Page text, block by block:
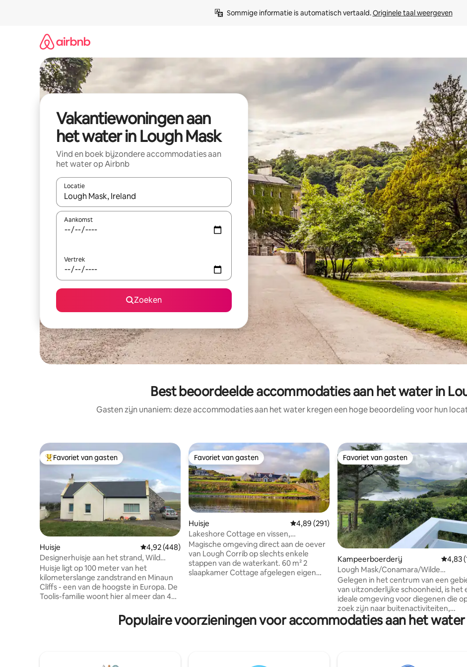
Sommige informatie is automatisch vertaald. Originele taal weergeven
Vakantiewoningen aan
het water in Lough Mask
Vind en boek bijzondere accommodaties aan
het water op Airbnb
Locatie
Wanneer er suggesties beschikbaar zijn, maak je een keuze met je de pijltjestoetsen omhoog en omlaag, óf door te tikken of
Aankomst
Vertrek
Zoeken
Best beoordeelde accommodaties aan het water in
Gasten zijn unaniem: deze accommodaties aan het water kregen een hoge beoordeling voor hun
Topfavoriet van gasten
Favoriet van gasten
Huisje Gemiddelde beoordeling van 4,92 uit 5, 448 recensies
4,92 (448)
Designerhuisje aan het strand, Wild
Atlantic Way
Huisje ligt op 100 meter van het
kilometerslange zandstrand en Minaun
Cliffs - een van de hoogste in Europa. De
Toolis-familie woont hier al meer dan 400
staat nog steeds in het veld ernaast. Het
dorp Keel ligt op 5 minuten rijden met
leeftijden. Fantastische wandelingen
Favoriet van gasten
Favoriet van gasten
Huisje Gemiddelde beoordeling van 4,89 uit 5, 291
4,89 (291)
Lakeshore Cottage en vissen,
Connemara, Galway0
Magische omgeving direct aan de oever
van Lough Corrib op slechts enkele
stappen van de waterkant. 60 m² 2
slaapkamer Cottage afgelegen eigen
benemen.. parkeerplaats en grote tuin,
aangrenzend huis van de eigenaar, maar
Favoriet van gasten
Favoriet van gasten
Kampeerboerderij
4,83
Lough Mask/Conamara/Wilde
Atlantische Weg/Heuvelwandelen
Gelegen in het centrum van een
van uitzonderlijke schoonheid, is het
ideale omgeving voor diegenen die
zoek zijn naar buitenactiviteiten,
waaronder fietsen, zwemmen,
heuvelwandelen, vissen, kajakken,
Connemara, Mayo en Galway verder
Populaire voorzieningen voor accommodaties aan het water